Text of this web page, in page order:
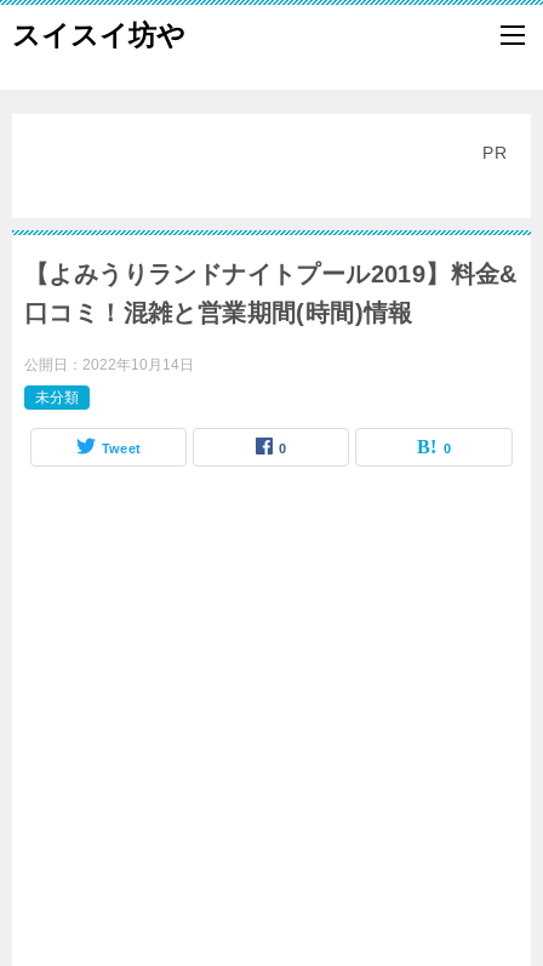
スイスイ坊や
PR
【よみうりランドナイトプール2019】料金&
口コミ！混雑と営業期間(時間)情報
公開日： 2022年10月14日
未分類
Tweet 0 0